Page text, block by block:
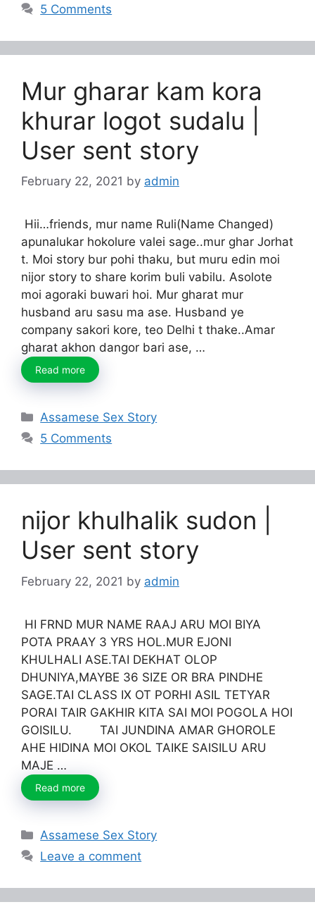
5 Comments
Mur gharar kam kora
khurar logot sudalu |
User sent story
February 22, 2021 by admin
Hii…friends, mur name Ruli(Name Changed)
apunalukar hokolure valei sage..mur ghar Jorhat
t. Moi story bur pohi thaku, but muru edin moi
nijor story to share korim buli vabilu. Asolote
moi agoraki buwari hoi. Mur gharat mur
husband aru sasu ma ase. Husband ye
company sakori kore, teo Delhi t thake..Amar
gharat akhon dangor bari ase, …
Read more
Categories
Assamese Sex Story
5 Comments
nijor khulhalik sudon |
User sent story
February 22, 2021 by admin
HI FRND MUR NAME RAAJ ARU MOI BIYA
POTA PRAAY 3 YRS HOL.MUR EJONI
KHULHALI ASE.TAI DEKHAT OLOP
DHUNIYA,MAYBE 36 SIZE OR BRA PINDHE
SAGE.TAI CLASS IX OT PORHI ASIL TETYAR
PORAI TAIR GAKHIR KITA SAI MOI POGOLA HOI
GOISILU. TAI JUNDINA AMAR GHOROLE
AHE HIDINA MOI OKOL TAIKE SAISILU ARU
MAJE …
Read more
Categories
Assamese Sex Story
Leave a comment